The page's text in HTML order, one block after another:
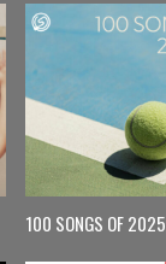
100 SONGS OF 2025